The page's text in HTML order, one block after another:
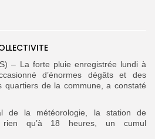
Button
– La forte pluie enregistrée lundi à
d’énormes dégâts et des
quartiers de la commune, a constaté
de la météorologie, la station de
rien qu’à 18 heures, un cumul